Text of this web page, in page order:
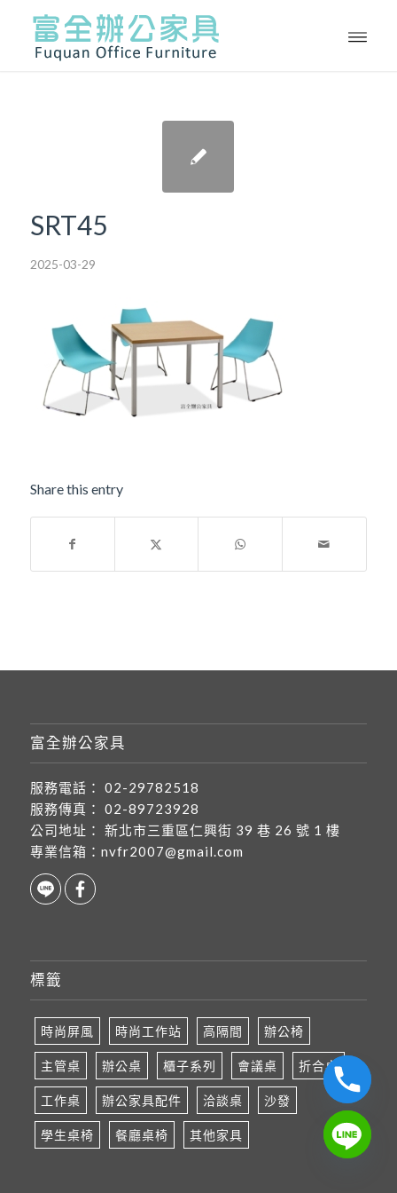
SRT45
2025-03-29
Share this entry
富全辦公家具
服務電話：
02-29782518
服務傳真：
02-89723928
公司地址：
新北市三重區仁興街 39 巷 26 號 1 樓
專業信箱： nvfr2007@gmail.com
標籤
時尚屏風 時尚工作站 高隔間 辦公椅
主管桌 辦公桌 櫃子系列 會議桌 折合桌
工作桌 辦公家具配件 洽談桌 沙發
學生桌椅 餐廳桌椅 其他家具